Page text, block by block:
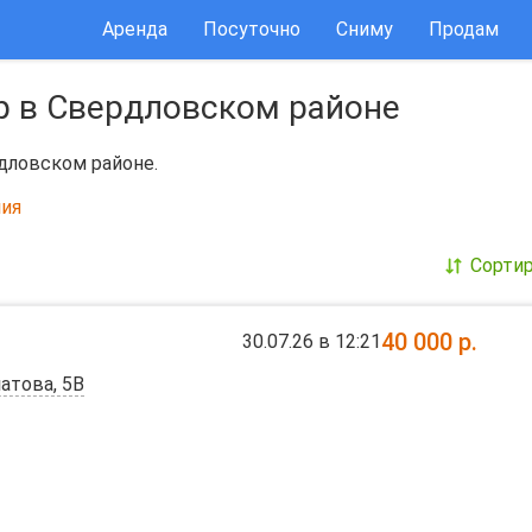
Аренда Посуточно Сниму Продам
в Свердловском районе
районе.
40 000 р.
30.07.26 в 12:21
5В